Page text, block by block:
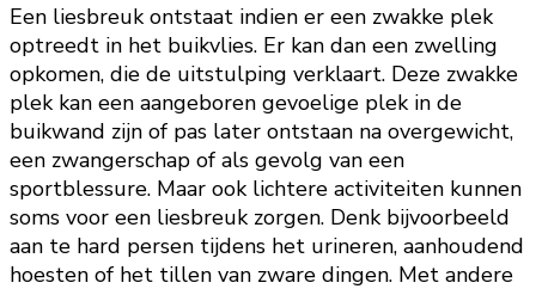
Een liesbreuk ontstaat indien er een zwakke plek
optreedt in het buikvlies. Er kan dan een zwelling
opkomen, die de uitstulping verklaart. Deze zwakke
plek kan een aangeboren gevoelige plek in de
buikwand zijn of pas later ontstaan na overgewicht,
een zwangerschap of als gevolg van een
sportblessure. Maar ook lichtere activiteiten kunnen
soms voor een liesbreuk zorgen. Denk bijvoorbeeld
aan te hard persen tijdens het urineren, aanhoudend
hoesten of het tillen van zware dingen. Met andere